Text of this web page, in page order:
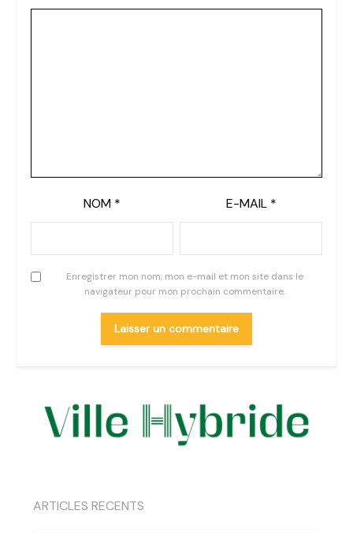
NOM * E-MAIL *
Enregistrer mon nom, mon e-mail et mon site dans le
navigateur pour mon prochain commentaire.
ARTICLES RECENTS